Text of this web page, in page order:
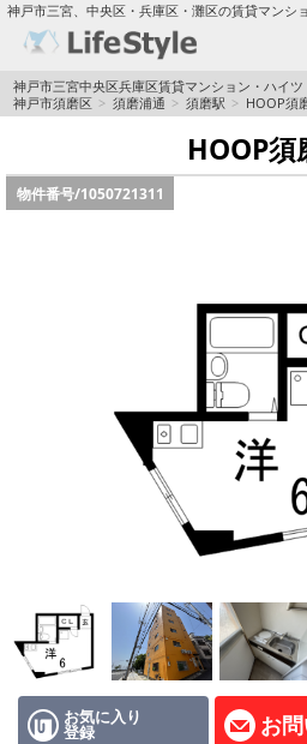
神戸市三宮、中央区・兵庫区・灘区の賃貸マンシ
TOPページ
神戸の単身向けマンション特集
新築物件
リノベーション物件
ペット飼育可能
地域から探す
地図から探す
店舗情報·アクセス
神戸市三宮中央区兵庫区賃貸マンション・ハイ
神戸市須磨区
須磨浦通 須磨駅 HOOP須
HOOP須
物件番号/1050721311
お気に入り
登録 お